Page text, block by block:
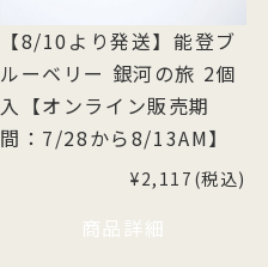
【8/10より発送】能登ブ
ルーベリー 銀河の旅 2個
入【オンライン販売期
間：7/28から8/13AM】
¥2,117(税込)
商品詳細